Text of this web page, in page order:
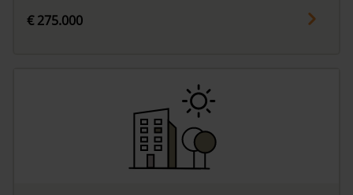
€ 275.000